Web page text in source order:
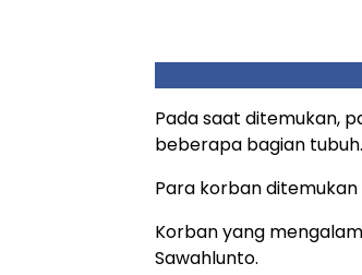
Pada saat ditemukan,
beberapa bagian tubuh.
Para korban
Korban yang
Sawahlunto.